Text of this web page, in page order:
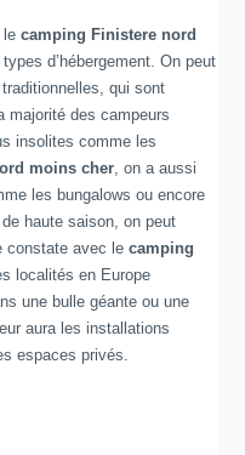
lecamping Finistere nord
d’hébergement. On peut
qui sont
majorité des campeurs
insolites comme les
moins cher, on a aussi
les bungalows ou encore
haute saison, on peut
constate avec lecamping
localités en Europe
une bulle géante ou une
aura les installations
espaces privés.